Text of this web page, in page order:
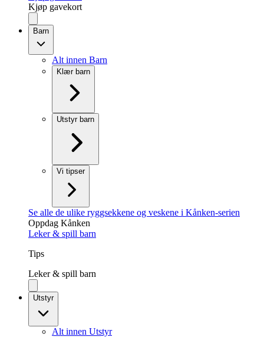
Kjøp gavekort
Barn
Alt innen Barn
Klær barn
Utstyr barn
Vi tipser
Se alle de ulike ryggsekkene og veskene i Kånken-serien
Oppdag Kånken
Leker & spill barn
Tips
Leker & spill barn
Utstyr
Alt innen Utstyr